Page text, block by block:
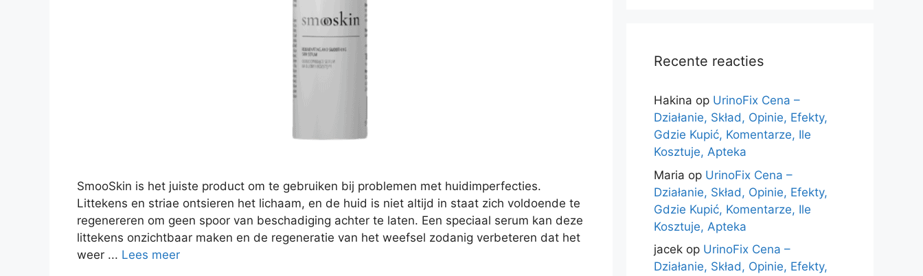
SmooSkin is het juiste product om te gebruiken bij problemen met huidimperfecties.
Littekens en striae ontsieren het lichaam, en de huid is niet altijd in staat zich voldoende te
regenereren om geen spoor van beschadiging achter te laten. Een speciaal serum kan deze
littekens onzichtbaar maken en de regeneratie van het weefsel zodanig verbeteren dat het
weer ... Lees meer
Recente reacties
Hakina op UrinoFix Cena –
Działanie, Skład, Opinie, Efekty,
Gdzie Kupić, Komentarze, Ile
Kosztuje, Apteka
Maria op UrinoFix Cena –
Działanie, Skład, Opinie, Efekty,
Gdzie Kupić, Komentarze, Ile
Kosztuje, Apteka
jacek op UrinoFix Cena –
Działanie, Skład, Opinie, Efekty,